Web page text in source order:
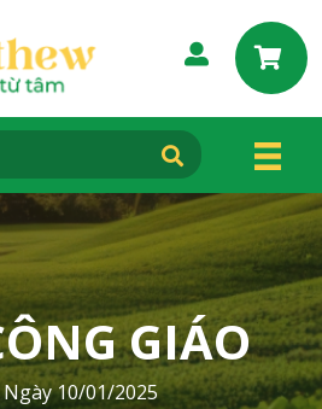
GIÁO
10/01/2025